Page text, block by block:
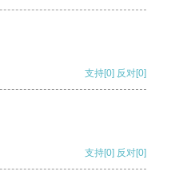
支持[0] 反对[0]
支持[0] 反对[0]